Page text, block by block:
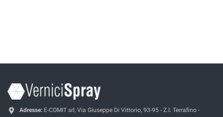
Adresse: E-COMIT srl, Via Giuseppe Di Vittorio, 93-95 - Z.I. Terrafino -